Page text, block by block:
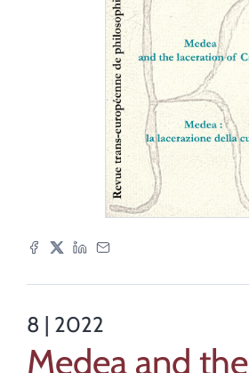
8 | 2022
Medea and the